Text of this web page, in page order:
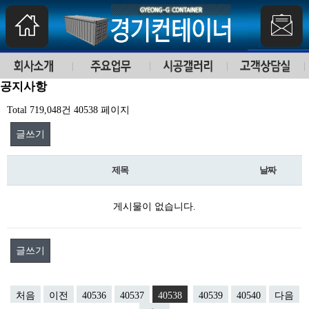
공지사항
Total 719,048건 40538 페이지
글쓰기
제목 날짜
게시물이 없습니다.
글쓰기
처음 이전 40536 40537 40538 40539 40540
다음